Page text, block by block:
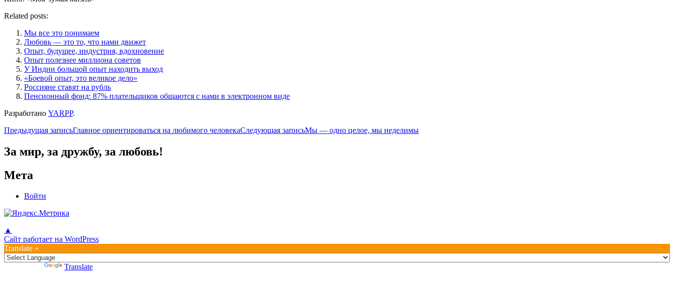
Related posts:
Мы все это понимаем
Любовь — это то, что нами движет
Опыт, будущее, индустрия, вдохновение
Опыт полезнее миллиона советов
У Индии большой опыт находить выход
«Боевой опыт, это великое дело»
Россияне ставят на рубль
Пенсионный фонд: 87% плательщиков общаются с нами в электронном виде
Разработано YARPP.
Навигация
по
записям
Предыдущая записьГлавное ориентироваться на любимого человекаСледующая записьМы — одно целое, мы неделимы
За мир, за дружбу, за любовь!
Мета
Войти
▲
Сайт работает на WordPress
Translate »
Translate